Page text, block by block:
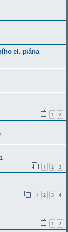
el. piána
1 2
1 2 3
1 2 3 4
1 2